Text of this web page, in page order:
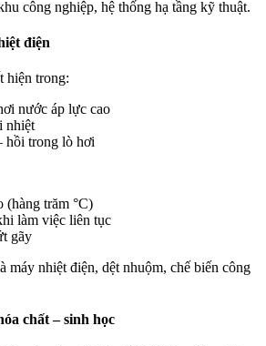
công nghiệp, hệ thống hạ tầng kỹ thuật.
điện
hiện trong:
nước áp lực cao
nhiệt
hồi trong lò hơi
(hàng trăm °C)
làm việc liên tục
gãy
máy nhiệt điện, dệt nhuộm, chế biến công
chất – sinh học